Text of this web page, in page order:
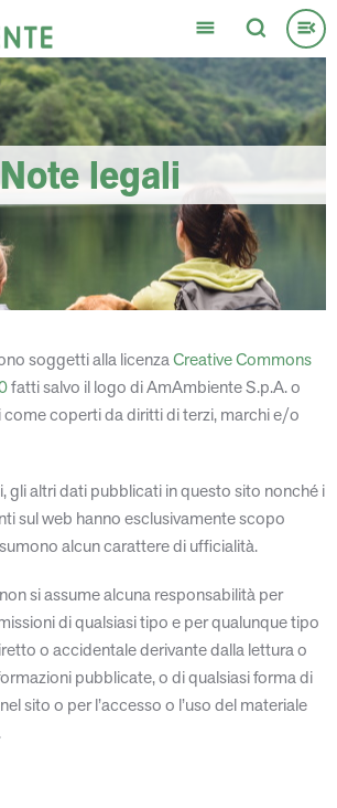
Note legali
soggetti alla licenzaCreative Commons
fatti salvo il logo di AmAmbiente S.p.A. o
coperti da diritti di terzi, marchi e/o
gli altri dati pubblicati in questo sito nonché i
sul web hanno esclusivamente scopo
alcun carattere di ufficialità.
si assume alcuna responsabilità per
di qualsiasi tipo e per qualunque tipo
o accidentale derivante dalla lettura o
pubblicate, o di qualsiasi forma di
sito o per l’accesso o l’uso del materiale